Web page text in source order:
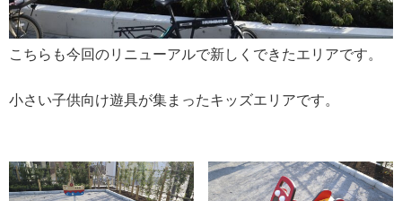
こちらも今回のリニューアルで新しくできたエリアです。
小さい子供向け遊具が集まったキッズエリアです。